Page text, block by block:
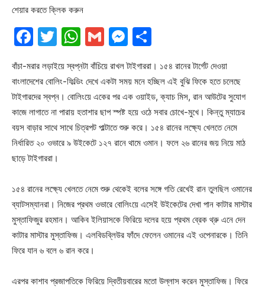
শেয়ার করতে ক্লিক করুন
Facebook
Twitter
WhatsApp
GmailMessenger
বাঁচা-মরার লড়াইয়ে স্বপ্নটা বাঁচিয়ে রাখল টাইগাররা। ১৫৪ রানের টার্গেট দেওয়া
বাংলাদেশের বোলিং-ফিল্ডিং দেখে একটা সময় মনে হচ্ছিল এই বুঝি ফিকে হতে চলেছে
টাইগারদের স্বপ্ন। বোলিংয়ে একের পর এক ওয়াইড, ক্যাচ মিস, রান আউটের সুযোগ
কাজে লাগাতে না পারায় হতাশার ছাপ স্পষ্ট হয়ে ওঠে সবার চোখে-মুখে। কিন্তু ম্যাচের
বয়স বাড়ার সাথে সাথে চিত্রপট পাল্টাতে শুরু করে। ১৫৪ রানের লক্ষ্যে খেলতে নেমে
নির্ধারিত ২০ ওভারে ৯ উইকেটে ১২৭ রানে থামে ওমান। ফলে ২৬ রানের জয় নিয়ে মাঠ
ছাড়ে টাইগাররা।
১৫৪ রানের লক্ষ্যে খেলতে নেমে শুরু থেকেই বলের সঙ্গে গতি রেখেই রান তুলছিল ওমানের
ব্যাটসম্যানরা। নিজের প্রথম ওভারে বোলিংয়ে এসেই উইকেটের দেখা পান কাটার মাস্টার
মুস্তাফিজুর রহমান। আকিব ইলিয়াসকে ফিরিয়ে দলের হয়ে প্রথম ব্রেক থ্রু এনে দেন
কাটার মাস্টার মুস্তাফিজ। এলবিডব্লিউর ফাঁদে ফেলেন ওমানের এই ওপেনারকে। তিনি
ফিরে যান ৬ বলে ৬ রান করে।
এরপর কাশাব প্রজাপতিকে ফিরিয়ে দ্বিতীয়বারের মতো উল্লাস করেন মুস্তাফিজ। ফিরে